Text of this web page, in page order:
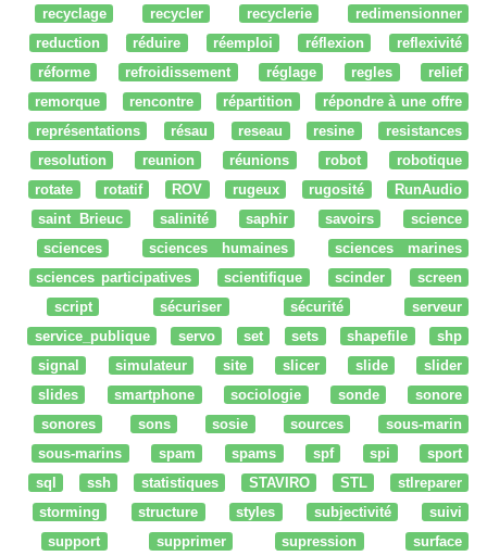
recyclage
recycler recyclerie
redimensionner
reduction
réduire réemploi réflexion
reflexivité
réforme
refroidissement réglage regles
relief
remorque
rencontre répartition
répondre à une offre
représentations
résau reseau resine
resistances
resolution
reunion réunions robot
robotique
rotate
rotatif ROV rugeux rugosité
RunAudio
saint Brieuc
salinité saphir savoirs
science
sciences
sciences humaines
sciences marines
sciences participatives
scientifique scinder
screen
script
sécuriser sécurité
serveur
service_publique
servo set sets shapefile
shp
signal
simulateur site slicer slide
slider
slides
smartphone sociologie sonde
sonore
sonores
sons sosie sources
sous-marin
sous-marins
spam spams spf spi
sport
sql
ssh statistiques STAVIRO STL
stlreparer
storming
structure styles subjectivité
suivi
support
supprimer supression
surface